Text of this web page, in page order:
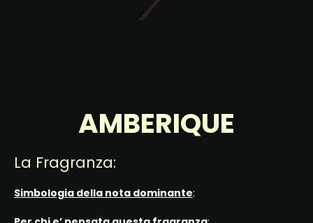
AMBERIQUE
La Fragranza:
Simbologia della nota dominante: